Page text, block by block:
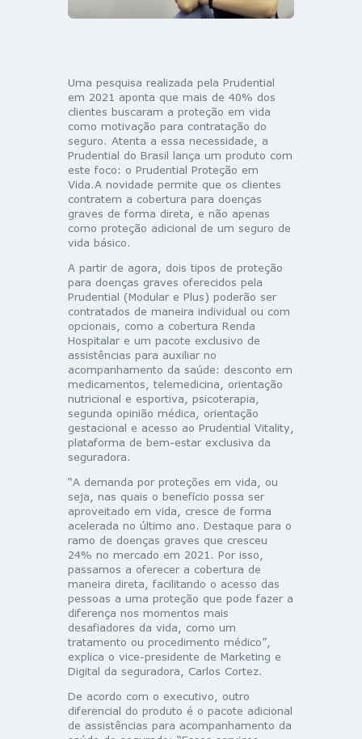
Uma pesquisa realizada pela Prudential
em 2021 aponta que mais de 40% dos
clientes buscaram a proteção em vida
como motivação para contratação do
seguro. Atenta a essa necessidade, a
Prudential do Brasil lança um produto com
este foco: o Prudential Proteção em
Vida.A novidade permite que os clientes
contratem a cobertura para doenças
graves de forma direta, e não apenas
como proteção adicional de um seguro de
vida básico.
A partir de agora, dois tipos de proteção
para doenças graves oferecidos pela
Prudential (Modular e Plus) poderão ser
contratados de maneira individual ou com
opcionais, como a cobertura Renda
Hospitalar e um pacote exclusivo de
assistências para auxiliar no
acompanhamento da saúde: desconto em
medicamentos, telemedicina, orientação
nutricional e esportiva, psicoterapia,
segunda opinião médica, orientação
gestacional e acesso ao Prudential Vitality,
plataforma de bem-estar exclusiva da
seguradora.
“A demanda por proteções em vida, ou
seja, nas quais o benefício possa ser
aproveitado em vida, cresce de forma
acelerada no último ano. Destaque para o
ramo de doenças graves que cresceu
24% no mercado em 2021. Por isso,
passamos a oferecer a cobertura de
maneira direta, facilitando o acesso das
pessoas a uma proteção que pode fazer a
diferença nos momentos mais
desafiadores da vida, como um
tratamento ou procedimento médico”,
explica o vice-presidente de Marketing e
Digital da seguradora, Carlos Cortez.
De acordo com o executivo, outro
diferencial do produto é o pacote adicional
de assistências para acompanhamento da